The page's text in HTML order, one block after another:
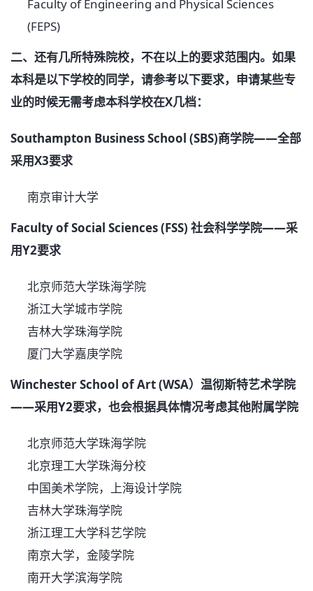
Faculty of Engineering and Physical Sciences
(FEPS)
二、还有几所特殊院校，不在以上的要求范围内。如果
本科是以下学校的同学， 请参考以下要求， 申请某些专
业的时候无需考虑本科学校在X几档：
Southampton Business School (SBS)商学院——全部
采用X3要求
南京审计大学
Faculty of Social Sciences (FSS) 社会科学学院——采
用Y2要求
北京师范大学珠海学院
浙江大学城市学院
吉林大学珠海学院
厦门大学嘉庚学院
Winchester School of Art (WSA）温彻斯特艺术学院
——采用Y2要求，也会根据具体情况考虑其他附属学院
北京师范大学珠海学院
北京理工大学珠海分校
中国美术学院，上海设计学院
吉林大学珠海学院
浙江理工大学科艺学院
南京大学，金陵学院
南开大学滨海学院